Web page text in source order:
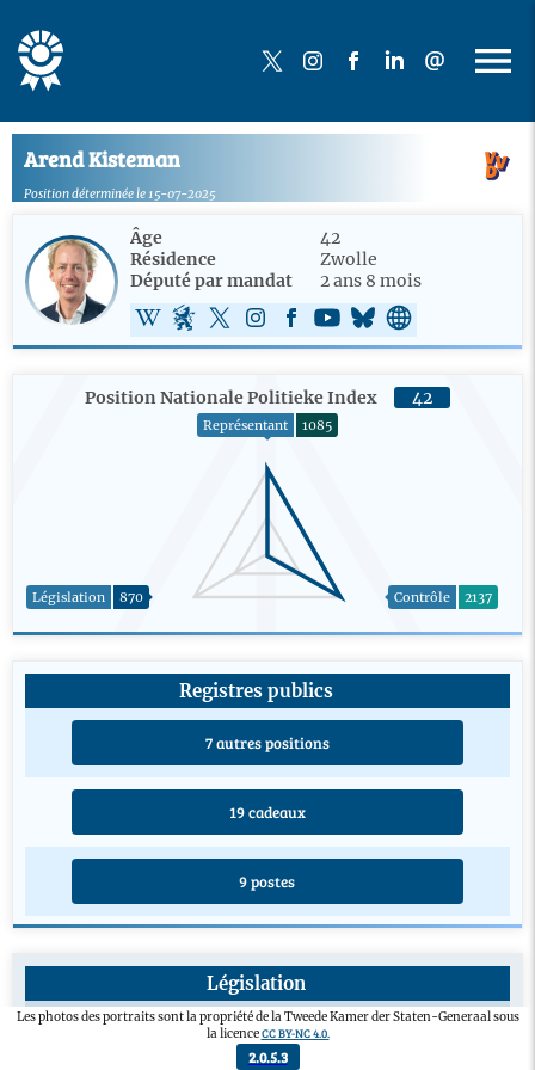
Arend Kisteman
Position déterminée le 15-07-2025
Âge
42
Résidence
Zwolle
Député par mandat
2 ans 8 mois
Position Nationale Politieke Index 42
Législation 870
Représentant 1085
Contrôle 2137
Registres publics
7 autres positions
19 cadeaux
9 postes
Législation
Projet de loi d'initiative parlementaire
0
Les photos des portraits sont la propriété de la Tweede Kamer der Staten-Generaal sous
la licenceCC BY-NC 4.0.
2.0.5.3